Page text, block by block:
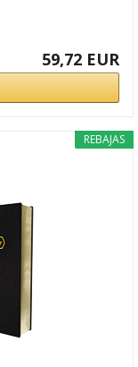
59,72 EUR
REBAJAS